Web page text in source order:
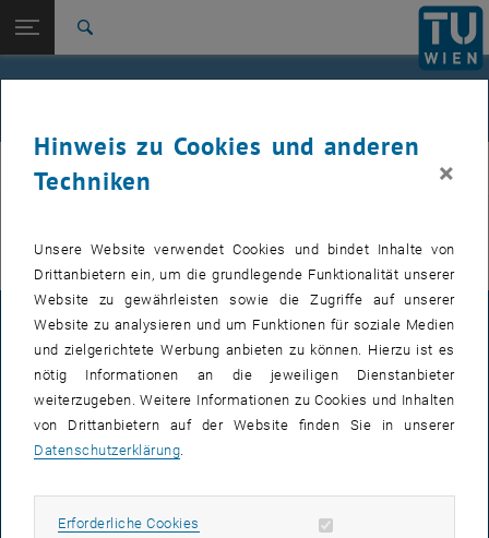
TU Login
Studium
International
Zur 1. Menü Ebene
Inner Model Theory Gruppe
Zurück: Subseiten von Inner Model Theory Gruppe auflisten
Zurück zur letzten Ebene:
Inner Model Theory Gruppe
imt
IMPRESSUM
BARRIEREFREIHEITSERKLÄRUNG
Hinweis zu Cookies und anderen
Techniken
×
Unsere Website verwendet Cookies und bindet Inhalte von
Drittanbietern ein, um die grundlegende Funktionalität unserer
Website zu gewährleisten sowie die Zugriffe auf unserer
Website zu analysieren und um Funktionen für soziale Medien
und zielgerichtete Werbung anbieten zu können. Hierzu ist es
nötig Informationen an die jeweiligen Dienstanbieter
weiterzugeben. Weitere Informationen zu Cookies und Inhalten
von Drittanbietern auf der Website finden Sie in unserer
Datenschutzerklärung.
Erforderliche Cookies Erforderliche Cookies zulassen